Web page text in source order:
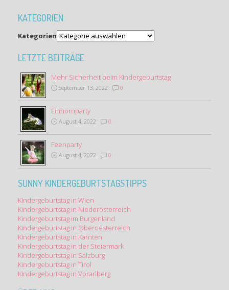
KATEGORIEN
Kategorien
LETZTE BEITRÄGE
Mehr Sicherheit beim Kindergeburtstag
September 13, 2022 0
Einhornparty
August 4, 2022 0
Feenparty
August 4, 2022 0
SUNNY KINDERGEBURTSTAGSTIPPS
Kindergeburtstag in Wien
Kindergeburtstag in Niederösterreich
Kindergeburtstag im Burgenland
Kindergeburtstag in Oberoesterreich
Kindergeburtstag in Kärnten
Kindergeburtstag in der Steiermark
Kindergeburtstag in Salzburg
Kindergeburtstag in Tirol
Kindergeburtstag in Vorarlberg